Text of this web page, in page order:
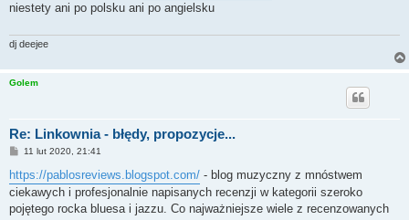
niestety ani po polsku ani po angielsku
dj deejee
Golem
Re: Linkownia - błędy, propozycje...
P
s
t
11 lut 2020, 21:41
https://pablosreviews.blogspot.com/ - blog muzyczny z mnóstwem
ciekawych i profesjonalnie napisanych recenzji w kategorii szeroko
pojętego rocka bluesa i jazzu. Co najważniejsze wiele z recenzowanych